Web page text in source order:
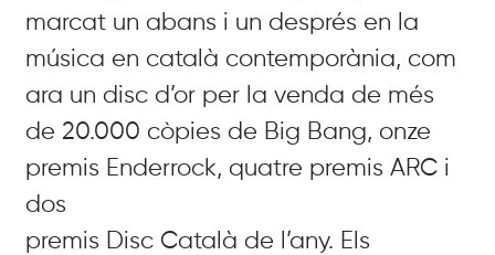
marcat un abans i un després en la
música en català contemporània, com
ara un disc d’or per la venda de més
de 20.000 còpies de Big Bang, onze
premis Enderrock, quatre premis ARC i
dos
premis Disc Català de l’any. Els